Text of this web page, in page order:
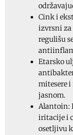
Cink i
izvrsni za
regulišu
Etarsko
mitesere
jasnom.
Alantoin:
iritacije i
osetljivu